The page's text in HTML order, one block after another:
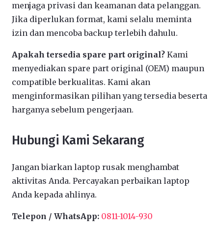
menjaga privasi dan keamanan data pelanggan.
Jika diperlukan format, kami selalu meminta
izin dan mencoba backup terlebih dahulu.
Apakah tersedia spare part original? Kami
menyediakan spare part original (OEM) maupun
compatible berkualitas. Kami akan
menginformasikan pilihan yang tersedia beserta
harganya sebelum pengerjaan.
Hubungi Kami Sekarang
Jangan biarkan laptop rusak menghambat
aktivitas Anda. Percayakan perbaikan laptop
Anda kepada ahlinya.
Telepon / WhatsApp: 0811-1014-930